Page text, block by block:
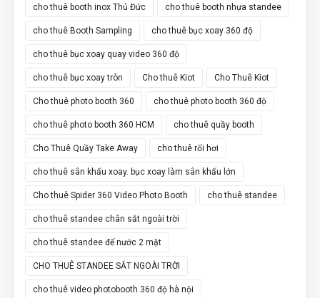
cho thuê booth inox Thủ Đức cho thuê booth nhựa standee
cho thuê Booth Sampling cho thuê bục xoay 360 độ
cho thuê bục xoay quay video 360 độ
cho thuê bục xoay tròn Cho thuê Kiot Cho Thuê Kiot
Cho thuê photo booth 360 cho thuê photo booth 360 độ
cho thuê photo booth 360 HCM cho thuê quầy booth
Cho Thuê Quầy Take Away cho thuê rối hơi
cho thuê sân khấu xoay. bục xoay làm sân khấu lớn
Cho thuê Spider 360 Video Photo Booth cho thuê standee
cho thuê standee chân sắt ngoài trời
cho thuê standee đế nước 2 mặt
CHO THUÊ STANDEE SẮT NGOÀI TRỜI
cho thuê video photobooth 360 độ hà nội